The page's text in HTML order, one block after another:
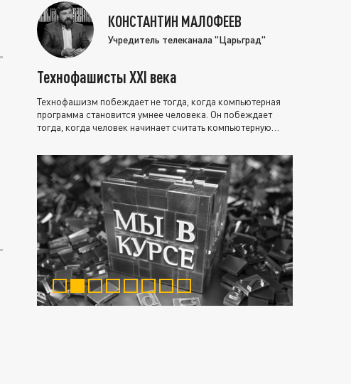
КОНСТАНТИН МАЛОФЕЕВ
Учредитель телеканала "Царьград"
Технофашисты XXI века
Технофашизм побеждает не тогда, когда компьютерная
программа становится умнее человека. Он побеждает
тогда, когда человек начинает считать компьютерную